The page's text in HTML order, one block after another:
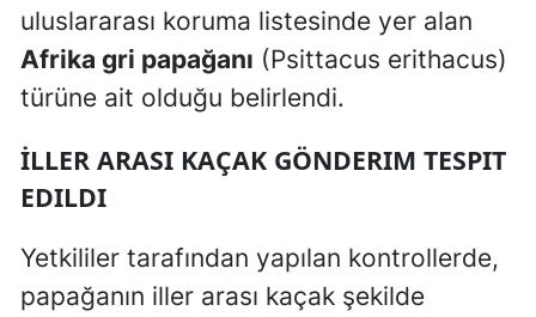
uluslararası koruma listesinde yer alan
Afrika gri papağanı (Psittacus erithacus)
türüne ait olduğu belirlendi.
İLLER ARASI KAÇAK GÖNDERIM TESPIT
EDILDI
Yetkililer tarafından yapılan kontrollerde,
papağanın iller arası kaçak şekilde